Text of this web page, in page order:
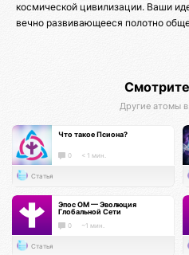
космической цивилизации. Ваши
вечно развивающееся полотно
Другие атомы
Что такое Псиона?
0 < 1 мин.
Статья
Эпос ОМ — Эволюция
Глобальной Сети
0 ~1 мин.
Статья